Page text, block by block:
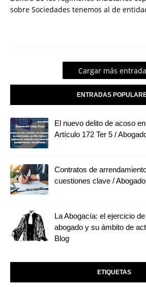
sobre Sociedades tenemos al de
Cargar más
ENTRADAS
El nuevo delito de acoso
Artículo 172 Ter 5 /
Contratos de
cuestiones clave /
La Abogacía: el ejercicio
abogado y su ámbito de
Blog
ETIQUETAS